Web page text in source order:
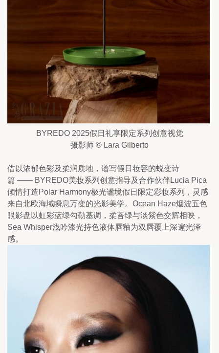
BYREDO 2025假日礼享限定系列创意视觉
摄影师 © Lara Gilberto
借以浓郁色彩及柔润质地，谱写假日妆容的蜕变诗
篇 —— BYREDO美妆系列创意指导及合作伙伴Lucia Pica
倾情打造Polar Harmony极光谧境假日限定彩妆系列，灵感
来自北欧海域瞬息万变的光影美学。Ocean Haze烟波五色
眼影盘以虹彩蓝绿勾勒基调，柔苔绿与淡紫色交辉相映，
Sea Whisper浅吟漆光持色液体唇釉为双唇覆上深邃光泽
感。